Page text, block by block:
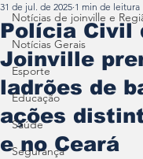
Notícias de joinville e
Notícias Gerais
Esporte
Educação
Saúde
Segurança
Polícia Civil
Joinville
ladrões de
ações
e no Ceará
31 de jul. de 2025 1 min de leitura